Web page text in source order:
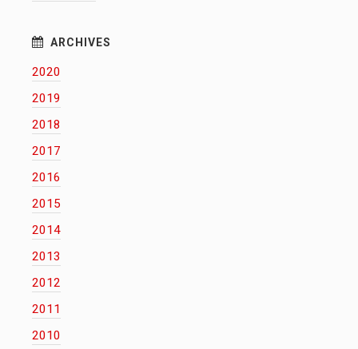
2020
2019
2018
2017
2016
2015
2014
2013
2012
2011
2010